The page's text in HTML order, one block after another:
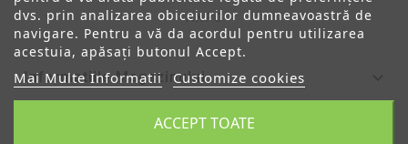
ANPC
Informatiile Magazinului
dvs. prin analizarea obiceiurilor dumneavoastră de
navigare. Pentru a vă da acordul pentru utilizarea
acestuia, apăsați butonul Accept.
Mai Multe Informatii Customize cookies
ACCEPT TOATE